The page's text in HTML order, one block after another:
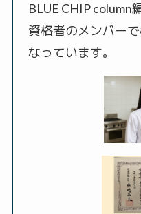
BLUE CHIP column
資格者のメンバー
なっています。